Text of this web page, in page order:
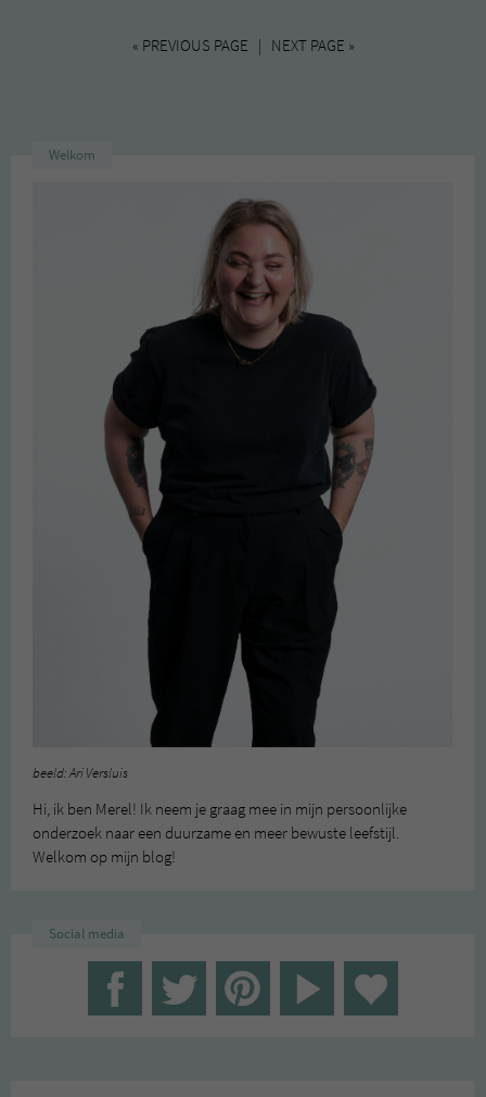
« PREVIOUS PAGE | NEXT PAGE »
Welkom
beeld: Ari Versluis
Hi, ik ben Merel! Ik neem je graag mee in mijn persoonlijke
onderzoek naar een duurzame en meer bewuste leefstijl.
Welkom op mijn blog!
Social media